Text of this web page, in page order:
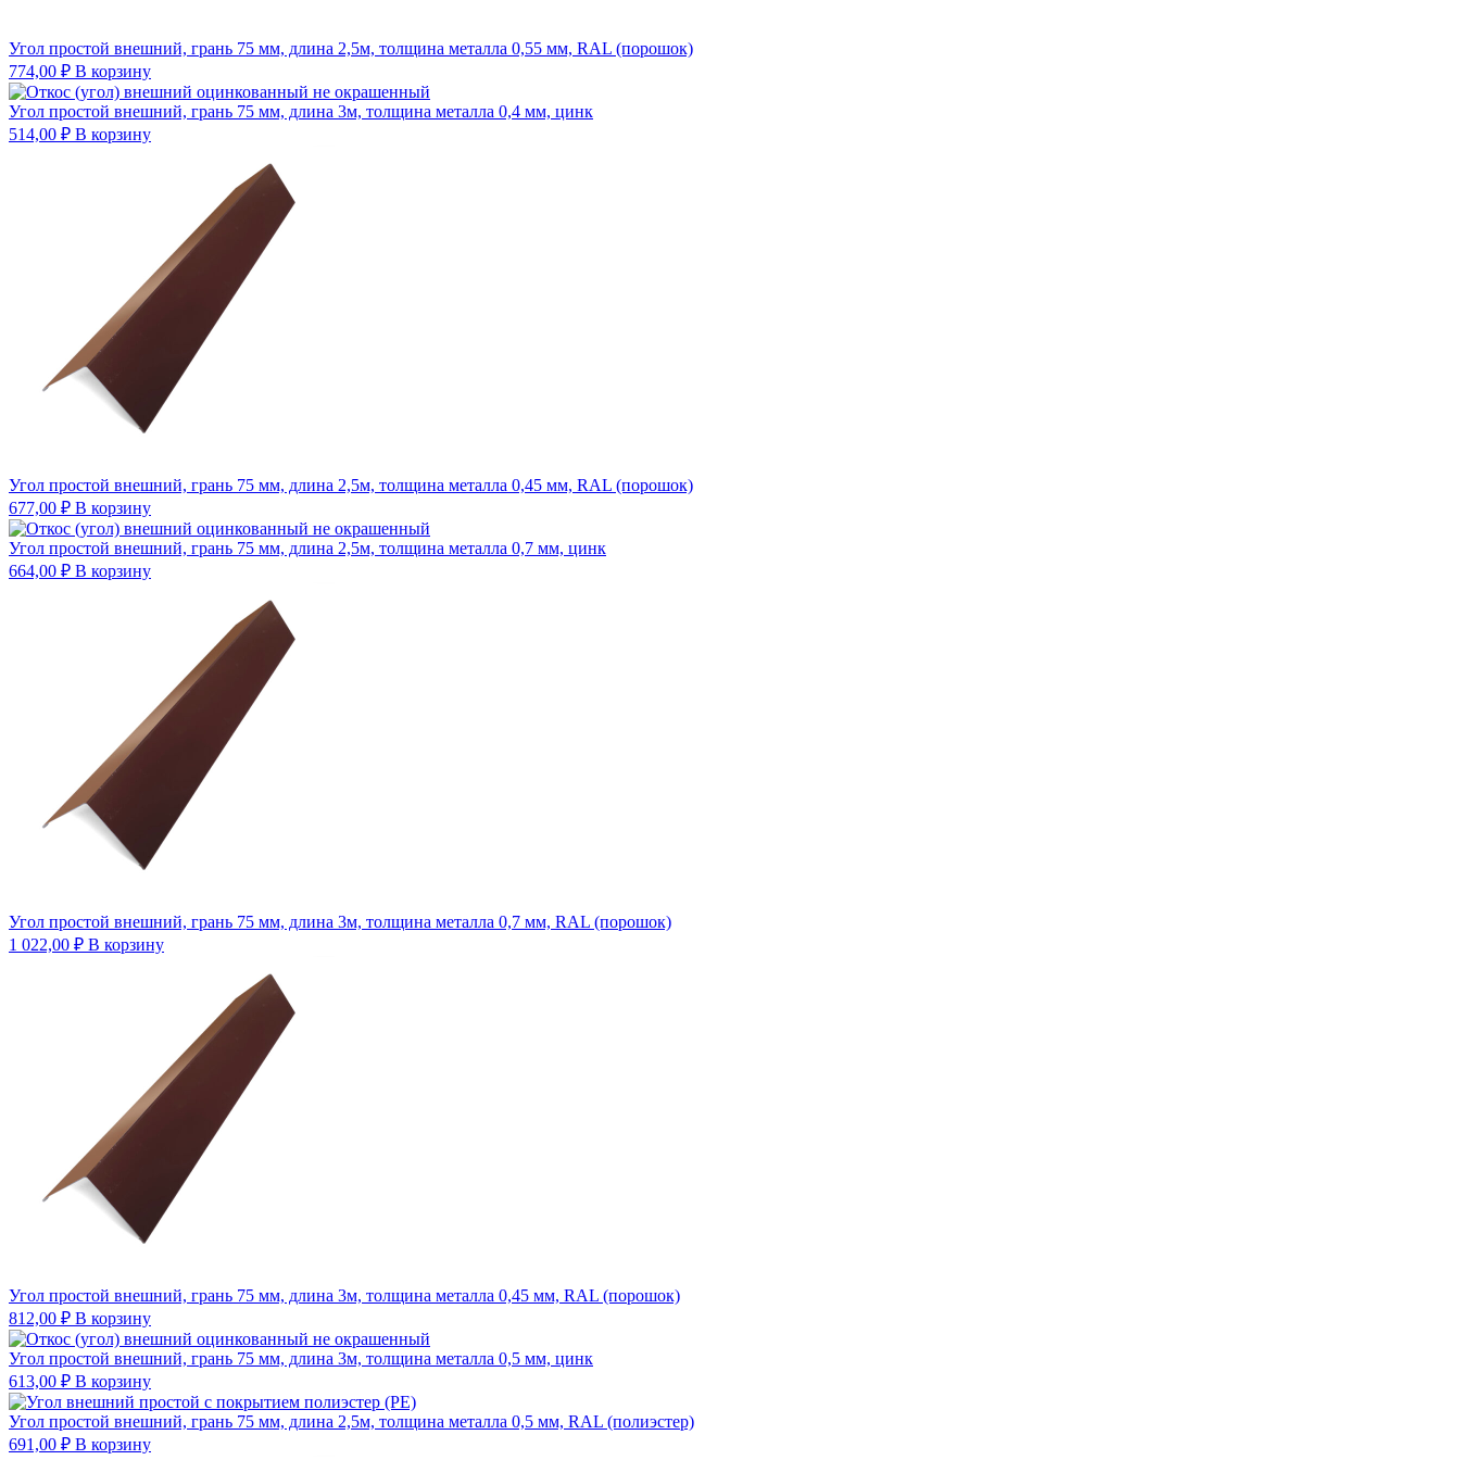
Угол простой внешний, грань 75 мм, длина 2,5м, толщина металла 0,55 мм, RAL (порошок)
774,00 ₽ В корзину
Угол простой внешний, грань 75 мм, длина 3м, толщина металла 0,4 мм, цинк
514,00 ₽ В корзину
Угол простой внешний, грань 75 мм, длина 2,5м, толщина металла 0,45 мм, RAL (порошок)
677,00 ₽ В корзину
Угол простой внешний, грань 75 мм, длина 2,5м, толщина металла 0,7 мм, цинк
664,00 ₽ В корзину
Угол простой внешний, грань 75 мм, длина 3м, толщина металла 0,7 мм, RAL (порошок)
1 022,00 ₽ В корзину
Угол простой внешний, грань 75 мм, длина 3м, толщина металла 0,45 мм, RAL (порошок)
812,00 ₽ В корзину
Угол простой внешний, грань 75 мм, длина 3м, толщина металла 0,5 мм, цинк
613,00 ₽ В корзину
Угол простой внешний, грань 75 мм, длина 2,5м, толщина металла 0,5 мм, RAL (полиэстер)
691,00 ₽ В корзину